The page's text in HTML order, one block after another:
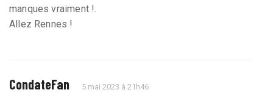
manques vraiment !.
Allez Rennes !
CondateFan 5 mai 2023 à 21h46